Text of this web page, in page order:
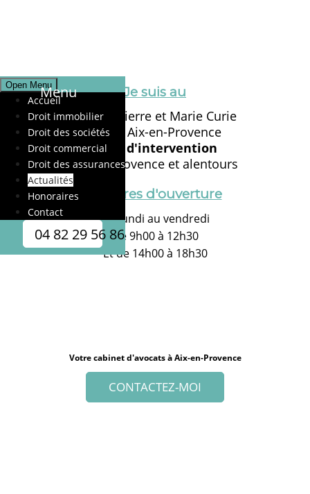
Open MenuMenu
Accueil
Droit immobilier
Droit des sociétés
Droit commercial
Droit des assurances
Actualités
Honoraires
Contact
04 82 29 56 86
Je suis au
21 Rue Pierre et Marie Curie
13100 Aix-en-Provence
Zone d'intervention
Aix en Provence et alentours
Horaires d'ouverture
Du lundi au vendredi
De 9h00 à 12h30
Et de 14h00 à 18h30
Votre cabinet d'avocats à Aix-en-Provence
CONTACTEZ-MOI